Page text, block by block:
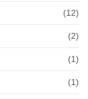
(12)
(2)
(1)
(1)